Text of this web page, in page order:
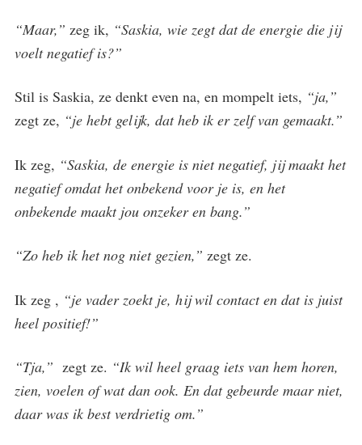
“Maar,” zeg ik, “Saskia, wie zegt dat de energie die jij
voelt negatief is?”
Stil is Saskia, ze denkt even na, en mompelt iets, “ja,”
zegt ze, “je hebt gelijk, dat heb ik er zelf van gemaakt.”
Ik zeg, “Saskia, de energie is niet negatief, jij maakt het
negatief omdat het onbekend voor je is, en het
onbekende maakt jou onzeker en bang.”
“Zo heb ik het nog niet gezien,” zegt ze.
Ik zeg , “je vader zoekt je, hij wil contact en dat is juist
heel positief!”
“Tja,” zegt ze. “Ik wil heel graag iets van hem horen,
zien, voelen of wat dan ook. En dat gebeurde maar niet,
daar was ik best verdrietig om.”